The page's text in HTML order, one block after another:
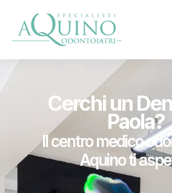
Cerchi un
Paola?
Il centro medico
Aquino ti